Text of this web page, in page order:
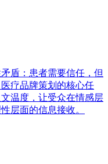
盾：患者需要信任，但
疗品牌策划的核心任
温度，让受众在情感层
层面的信息接收。